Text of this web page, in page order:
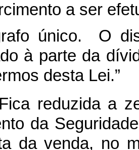
a ser
único. O
à parte da
desta Lei.”
reduzida a
da
da venda, no